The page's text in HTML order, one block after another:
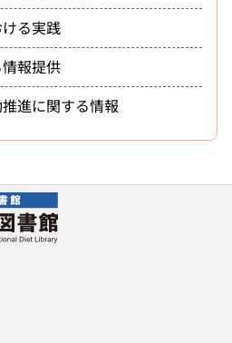
る実践
報提供
進に関する情報